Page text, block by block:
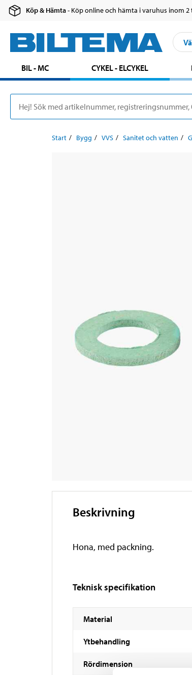
Köp & Hämta- Köp online och hämta i varuhus inom
BIL - MC CYKEL - ELCYKEL
Start Bygg VVS Sanitet och vatten
Beskrivning
Hona, med packning.
Teknisk specifikation
Material
Ytbehandling
Rördimension